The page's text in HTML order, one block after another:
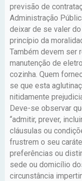
previsão de
Administração
deixar de se valer
princípio da
Também devem ser
manutenção de
cozinha. Quem
se que esta
nitidamente
Deve-se observar
“admitir, prever,
cláusulas ou
frustrem o seu
preferências ou
sede ou domicílio
circunstância